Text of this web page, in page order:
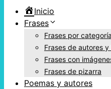
Inicio
Frases
Frases por
Frases de autores y
Frases con
Frases de pizarra
Poemas y autores